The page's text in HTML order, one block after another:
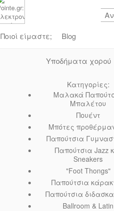
Ποιοί είμαστε; Blog
Υποδήματα χορού
Κατηγορίες:
Μαλακά
Μπαλέτου
Πουέντ
Μπότες
Παπούτσια
Παπούτσια Jazz
Sneakers
"Foot Thongs"
Παπούτσια
Παπούτσια
Ballroom & Latin